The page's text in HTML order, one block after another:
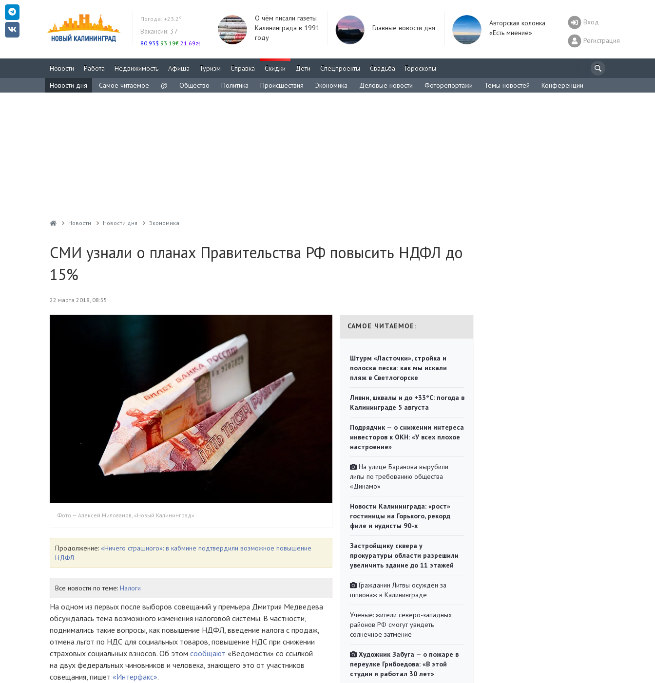
Погода: +23.2°
Вакансии: 37
80.93$ 93.19€ 21.69zł
О чём писали газеты
Калининграда в 1991
году
Главные новости дня
Авторская колонка
«Есть мнение»
Вход
Регистрация
Новости Работа Недвижимость Афиша Туризм Справка Скидки Дети Спецпроекты Свадьба
Гороскопы
Новости дня
Самое читаемое @ Общество Политика Происшествия Экономика Деловые новости Фоторепортажи Темы новостей Конференции
Новости Новости дня Экономика
СМИ узнали о планах Правительства РФ повысить НДФЛ до
15%
22 марта 2018, 08:55
Фото — Алексей Милованов, «Новый Калининград»
Продолжение: «Ничего страшного»: в кабмине подтвердили возможное повышение
НДФЛ
Все новости по теме: Налоги
На одном из первых после выборов совещаний у премьера Дмитрия Медведева
обсуждалась тема возможного изменения налоговой системы. В частности,
поднимались такие вопросы, как повышение НДФЛ, введение налога с продаж,
отмена льгот по НДС для социальных товаров, повышение НДС при снижении
страховых социальных взносов. Об этом сообщают «Ведомости» со ссылкой
на двух федеральных чиновников и человека, знающего это от участников
совещания, пишет «Интерфакс».
САМОЕ ЧИТАЕМОЕ:
Штурм «Ласточки», стройка и
полоска песка: как мы искали
пляж в Светлогорске
Ливни, шквалы и до +33°С: погода в
Калининграде 5 августа
Подрядчик — о снижении интереса
инвесторов к ОКН: «У всех плохое
настроение»
На улице Баранова вырубили
липы по требованию общества
«Динамо»
Новости Калининграда: «рост»
гостиницы на Горького, рекорд
филе и нудисты 90-х
Застройщику сквера у
прокуратуры области разрешили
увеличить здание до 11 этажей
Гражданин Литвы осуждён за
шпионаж в Калининграде
Ученые: жители северо-западных
районов РФ смогут увидеть
солнечное затмение
Художник Забуга — о пожаре в
переулке Грибоедова: «В этой
студии я работал 30 лет»